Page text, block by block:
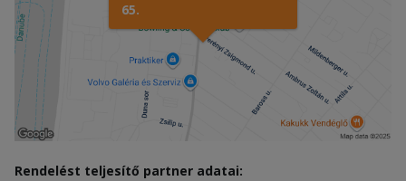
65.
Rendelést teljesítő partner adatai: